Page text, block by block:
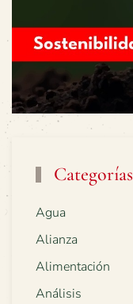
Categorías
Agua
Alianza
Alimentación
Análisis